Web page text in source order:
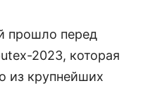
прошло перед
2023, которая
из крупнейших